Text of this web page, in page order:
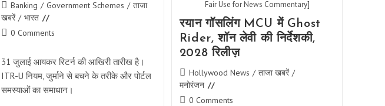
Post
category:
Banking / Government Schemes / ताजा
खबरें / भारत
Post0 Comments
31 जुलाई आयकर रिटर्न की आखिरी तारीख है।
ITR-U नियम, जुर्माने से बचने के तरीके और पोर्टल
समस्याओं का समाधान।
Fair Use for News Commentary]
रयान गॉसलिंग MCU में Ghost
Rider, शॉन लेवी की निर्देशकी,
2028 रिलीज़
Post
category:
Hollywood News / ताजा खबरें /
मनोरंजन
Post0 Comments